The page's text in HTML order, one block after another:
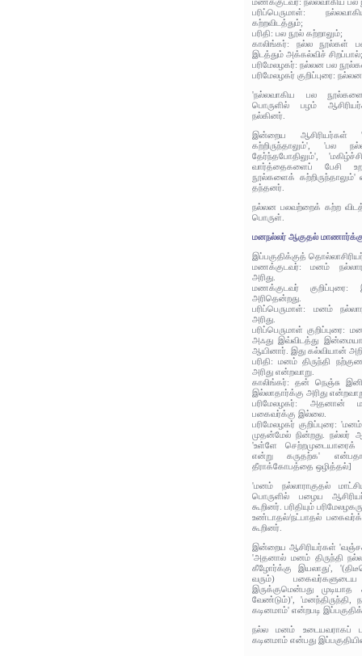
பரிப்பெருமாள்:
கற்றவிடத்தும்;
பரிதி: பல நூல் கற்றாலும்;
காலிங்கர்: நல்ல நூல்கள்
இடத்தும் அக்கல்விச்
பரிமேலழகர்: நல்லன பல
பரிமேலழகர் குறிப்புரை:
'நல்லவாகிய பல
பொருளில் பழம்
நல்கினர்.
இன்றைய
கற்றிருந்தாலும்', 'பல
தேர்ந்தபோதிலும்',
வார்த்தைகளைப் பேசி
நூல்களைக் கற்றிருந்தாலும்'
தந்தனர்.
நல்லன பலவற்றைக் கற்ற
பொருள்.
மனநல்லர் ஆகுதல் மாணார்க்கு
இப்பகுதிக்குத்
மணக்குடவர்: மனம்
அரிது.
மணக்குடவர்
அரிதென்றது.
பரிப்பெருமாள்: மனம்
அரிது.
பரிப்பெருமாள்
அஃது இவ்விடத்து
ஆயினார். இது கல்வியான்
பரிதி: மனம் திருந்தி
அரிது என்றவாறு.
காலிங்கர்: தன் நெஞ்சு
இல்லாதார்க்கு அரிது
பரிமேலழகர்: அதனான்
பகைவர்க்கு இல்லை.
பரிமேலழகர் குறிப்புரை:
முதன்மேல் நின்றது. நல்லர்
'உள்ளே செற்றமுடையாரைக்
என்று கருதற்க'
தீராக்கோபத்தை ஒழித்தல்]
'மனம் நல்லாராகுதல்
பொருளில் பழைய
கூறினர். பரிதியும்
உண்டாதல்/நட்பாதல்
கூறினர்.
இன்றைய ஆசிரியர்கள்
'அதனால் மனம் திருந்தி
கீழோர்க்கு இயலாது',
வரும்)
இருக்குமென்பது
வேண்டும்)', 'மனந்திருந்தி,
கடினமாம்' என்றபடி
நல்ல மனம் உடையவராகப்
கடினமாம் என்பது